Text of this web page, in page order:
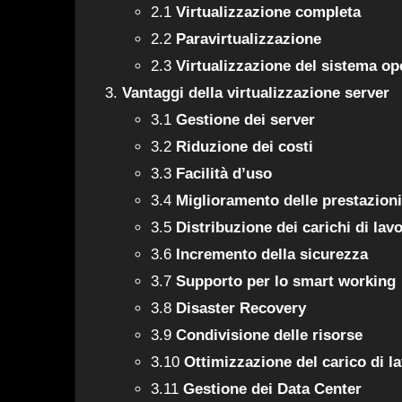
2.1 Virtualizzazione completa
2.2 Paravirtualizzazione
2.3 Virtualizzazione del sistema
Vantaggi della virtualizzazione server
3.1 Gestione dei server
3.2 Riduzione dei costi
3.3 Facilità d’uso
3.4 Miglioramento delle prestazioni
3.5 Distribuzione dei carichi di
3.6 Incremento della sicurezza
3.7 Supporto per lo smart working
3.8 Disaster Recovery
3.9 Condivisione delle risorse
3.10 Ottimizzazione del carico di
3.11 Gestione dei Data Center